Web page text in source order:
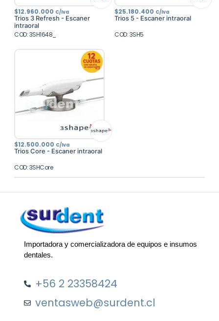
$12.960.000 C/Iva
Trios 3 Refresh - Escaner
intraoral
COD: 3SH1648_
$25.180.400 C/Iva
Trios 5 - Escaner intraoral
COD: 3SH5
$12.500.000 C/Iva
Trios Core - Escaner intraoral
COD: 3SHCore
Importadora y comercializadora de equipos e insumos
dentales.
+56 2 23358424
ventasweb@surdent.cl